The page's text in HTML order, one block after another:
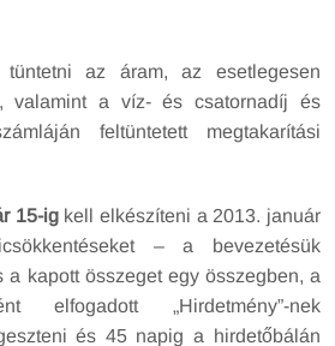
az áram, az esetlegesen
valamint a víz- és csatornadíj és
feltüntetett megtakarítási
15-igkell elkészíteni a 2013. január
– a bevezetésük
a kapott összeget egy összegben, a
elfogadott „Hirdetmény”-nek
és 45 napig a hirdetőbálán